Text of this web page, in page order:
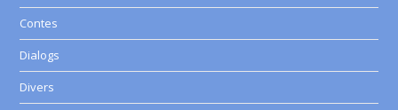
Contes
Dialogs
Divers